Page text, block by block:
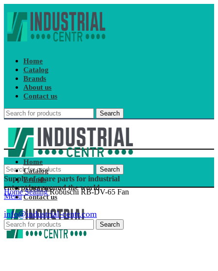
Home
Catalog
Brands
About us
Contact us
Search
Search
Supply of spare parts for industrial
enterprises around the world
Menu
Home
Catalog
Brands
About us
Contact us
info@industrial-centr.com
Search
HomeSealingRobuschi RB-DV-65 Fan